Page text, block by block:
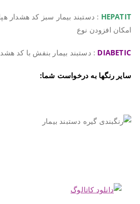
HEPATIT : دستبند بیمار سبز کد هشدار
امکان افزودن نوع
DIABETIC : دستبند بیمار بنفش با کد
سایر رنگها به درخواست شما: